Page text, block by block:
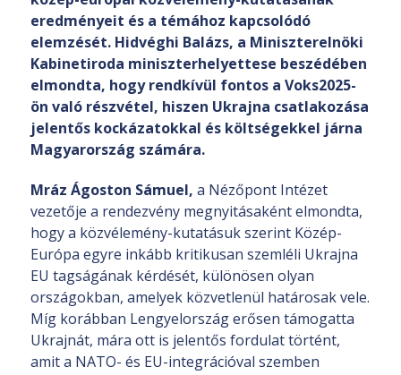
eredményeit és a témához kapcsolódó
elemzését. Hidvéghi Balázs, a Miniszterelnöki
Kabinetiroda miniszterhelyettese beszédében
elmondta, hogy rendkívül fontos a Voks2025-
ön való részvétel, hiszen Ukrajna csatlakozása
jelentős kockázatokkal és költségekkel járna
Magyarország számára.
Mráz Ágoston Sámuel, a Nézőpont Intézet
vezetője a rendezvény megnyitásaként elmondta,
hogy a közvélemény-kutatásuk szerint Közép-
Európa egyre inkább kritikusan szemléli Ukrajna
EU tagságának kérdését, különösen olyan
országokban, amelyek közvetlenül határosak vele.
Míg korábban Lengyelország erősen támogatta
Ukrajnát, mára ott is jelentős fordulat történt,
amit a NATO- és EU-integrációval szemben